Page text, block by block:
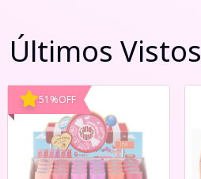
Últimos Vistos
51 %OFF